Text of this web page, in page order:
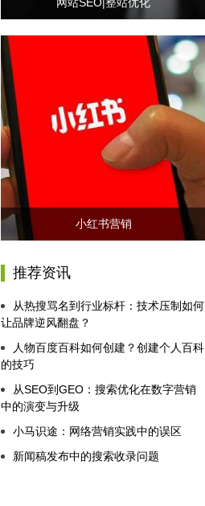
小红书营销
推荐资讯
从热搜骂名到行业标杆：技术压制如何
让品牌逆风翻盘？
人物百度百科如何创建？创建个人百科
的技巧
从SEO到GEO：搜索优化在数字营销
中的演变与升级
小马识途：网络营销实践中的误区
新闻稿发布中的搜索收录问题